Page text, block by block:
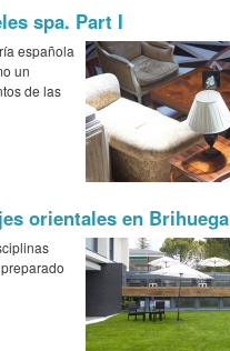
spa. Part I
española
un
de las
orientales en Brihuega